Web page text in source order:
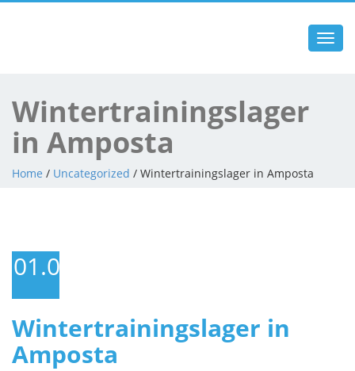
Wintertrainingslager
in Amposta
Home / Uncategorized / Wintertrainingslager in Amposta
01.01.2016
Wintertrainingslager in
Amposta